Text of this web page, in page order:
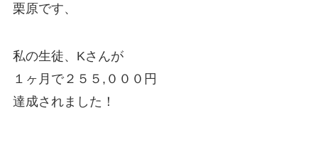
栗原です、
私の生徒、Kさんが
１ヶ月で２５５,０００円
達成されました！